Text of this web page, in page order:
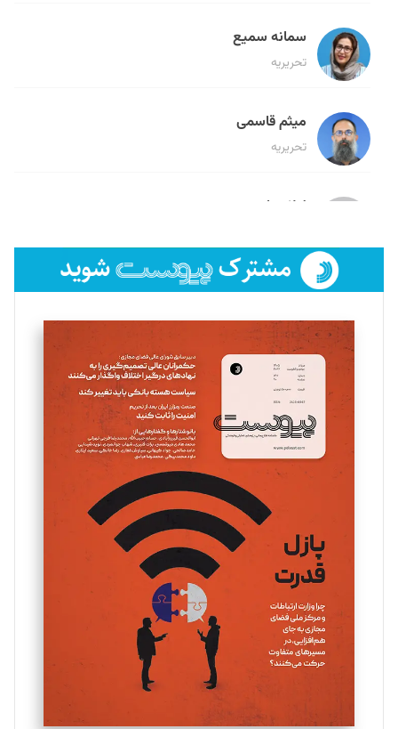
سمانه سمیع
تحریریه
میثم قاسمی
تحریریه
لیلا حنارود
فائزه فتحی رستمی
تحریریه
سروش کرمیان
تحریریه
مینا پاکدل
یسنا امان‌پور
تحریریه
ملینا جعفری
تحریریه
مصطفی مسجدی آرانی